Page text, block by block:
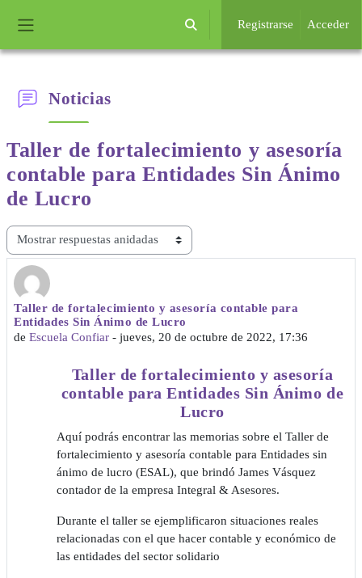
Selector de búsqueda de entrada
Registrarse Acceder
Noticias
Taller de fortalecimiento y asesoría
contable para Entidades Sin Ánimo
de Lucro
Mostrar modo
Taller de fortalecimiento y asesoría contable para
Entidades Sin Ánimo de Lucro
de Escuela Confiar - jueves, 20 de octubre de 2022, 17:36
Número de respuestas: 0
Taller de fortalecimiento y asesoría
contable para Entidades Sin Ánimo de
Lucro
Aquí podrás encontrar las memorias sobre el Taller de
fortalecimiento y asesoría contable para Entidades sin
ánimo de lucro (ESAL), que brindó James Vásquez
contador de la empresa Integral & Asesores.
Durante el taller se ejemplificaron situaciones reales
relacionadas con el que hacer contable y económico de
las entidades del sector solidario